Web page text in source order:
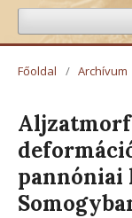
Főoldal / Archívum
pannóniai